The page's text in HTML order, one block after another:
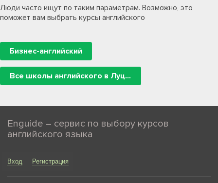
Люди часто ищут по таким параметрам. Возможно, это
поможет вам выбрать курсы английского
Бизнес-английский
Все школы английского в Луцке
Enguide – сервис по выбору курсов
английского языка
Вход Регистрация